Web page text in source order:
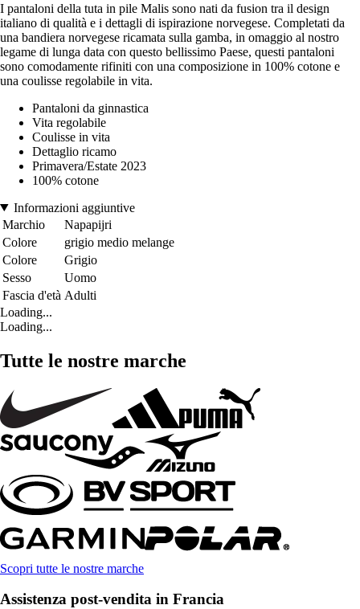
I pantaloni della tuta in pile Malis sono nati da fusion tra il design
italiano di qualità e i dettagli di ispirazione norvegese. Completati da
una bandiera norvegese ricamata sulla gamba, in omaggio al nostro
legame di lunga data con questo bellissimo Paese, questi pantaloni
sono comodamente rifiniti con una composizione in 100% cotone e
una coulisse regolabile in vita.
Pantaloni da ginnastica
Vita regolabile
Coulisse in vita
Dettaglio ricamo
Primavera/Estate 2023
100% cotone
Informazioni aggiuntive
Marchio
Napapijri
Colore
grigio medio melange
Colore
Grigio
Sesso
Uomo
Fascia d'età Adulti
Loading...
Loading...
Tutte le nostre marche
Scopri tutte le nostre marche
Assistenza post-vendita in Francia